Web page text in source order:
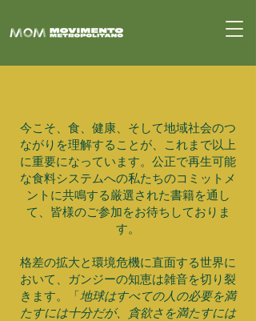
今こそ、食、健康、そして地域社会のつ
ながりを理解することが、これまで以上
に重要になっています。公正で再生可能
な食料システムへの私たちのコミットメ
ントに共鳴する厳選された書籍を通し
て、皆様のご参加をお待ちしておりま
す。
格差の拡大と環境危機に直面する世界に
おいて、ガンジーの知恵は雑音を切り裂
きます。「地球はすべての人の必要を満
たすには十分だが、貪欲さを満たすには